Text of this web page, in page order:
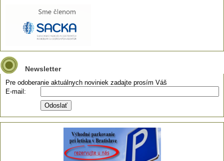
Newsletter
Pre odoberanie aktuálnych noviniek zadajte prosím Váš
E-mail: